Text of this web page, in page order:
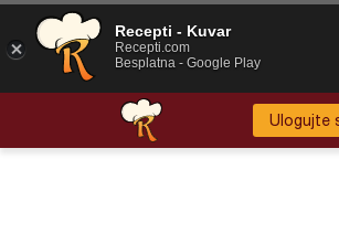
Ulogujte
Recepti - Kuvar
Recepti.com
Besplatna - Google Play